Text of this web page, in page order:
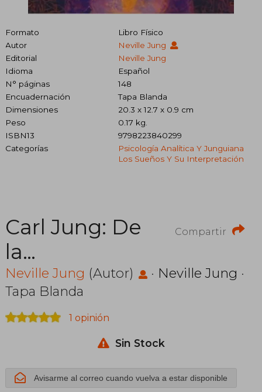
Formato
Libro Físico
Autor
Neville Jung
Editorial
Neville Jung
Idioma
Español
N° páginas
148
Encuadernación
Tapa Blanda
Dimensiones
20.3 x 12.7 x 0.9 cm
Peso
0.17 kg.
ISBN13
9798223840299
Categorías
Psicología Analítica Y Junguiana
Los Sueños Y Su Interpretación
Compartir
Carl Jung: De
la
Sincronicidad
y Coincidencia
Neville Jung (Autor) · Neville Jung ·
Tapa Blanda
1 opinión
Sin Stock
Avisarme al correo cuando vuelva a estar disponible